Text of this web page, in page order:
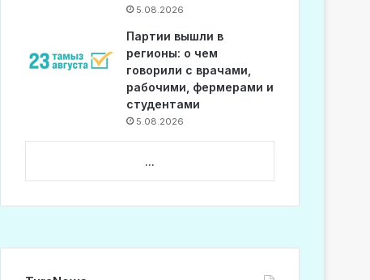
5.08.2026
Партии вышли в
регионы: о чем
говорили с врачами,
рабочими, фермерами и
студентами
5.08.2026
...